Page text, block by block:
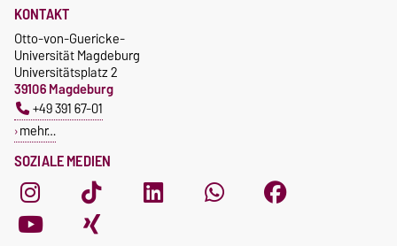
SOZIALE MEDIEN
KONTAKT
Otto-von-Guericke-
Universität Magdeburg
Universitätsplatz 2
39106 Magdeburg
+49 391 67-01
mehr…